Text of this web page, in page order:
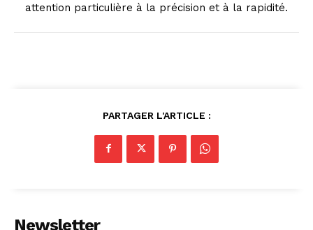
attention particulière à la précision et à la rapidité.
PARTAGER L'ARTICLE :
Newsletter